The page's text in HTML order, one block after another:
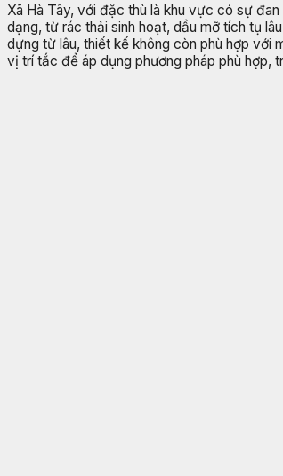
Xã Hà Tây, với đặc thù là khu vực có sự
dạng, từ rác thải sinh hoạt, dầu mỡ tích tụ
dựng từ lâu, thiết kế không còn phù hợp với
vị trí tắc để áp dụng phương pháp phù hợp,